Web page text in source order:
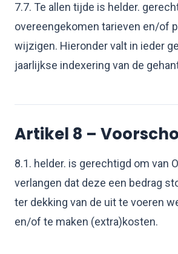
7.7. Te allen tijde is helder.
overeengekomen tarieven en/of
wijzigen. Hieronder valt in ieder
jaarlijkse indexering van de
Artikel 8 –
8.1. helder. is gerechtigd om van
verlangen dat deze een bedrag
ter dekking van de uit te voeren
en/of te maken (extra)kosten.